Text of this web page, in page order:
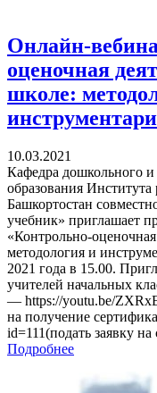
Онлайн-
оценочная
школе:
10.03.2021
Кафедра дошкольного и
образования Института
Башкортостан
учебник» приглашает
«Контрольно-
методология и
2021 года в 15.00.
учителей начальных
— https://youtu.be/
на получение
id=111(подать заявку
Подробнее